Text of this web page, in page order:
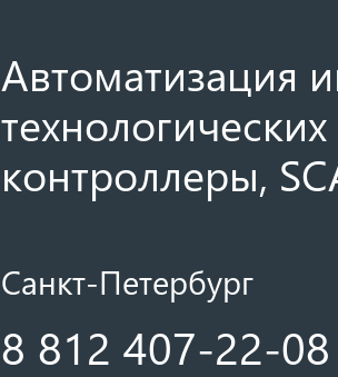
Автоматизация
контроллеры,
Санкт-Петербург
8 812 407-22-08